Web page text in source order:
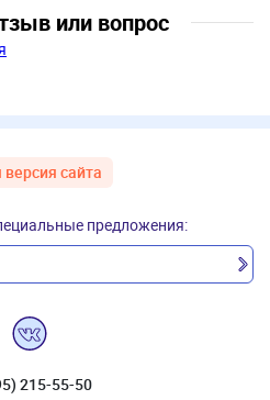
или вопрос
сайта
предложения:
215-55-50